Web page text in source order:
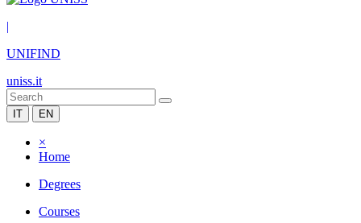
|
UNIFIND
uniss.it
IT EN
×
Home
Degrees
Courses